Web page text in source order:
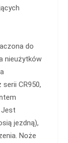
do
nieużytków
CR950,
jezdną),
Noże